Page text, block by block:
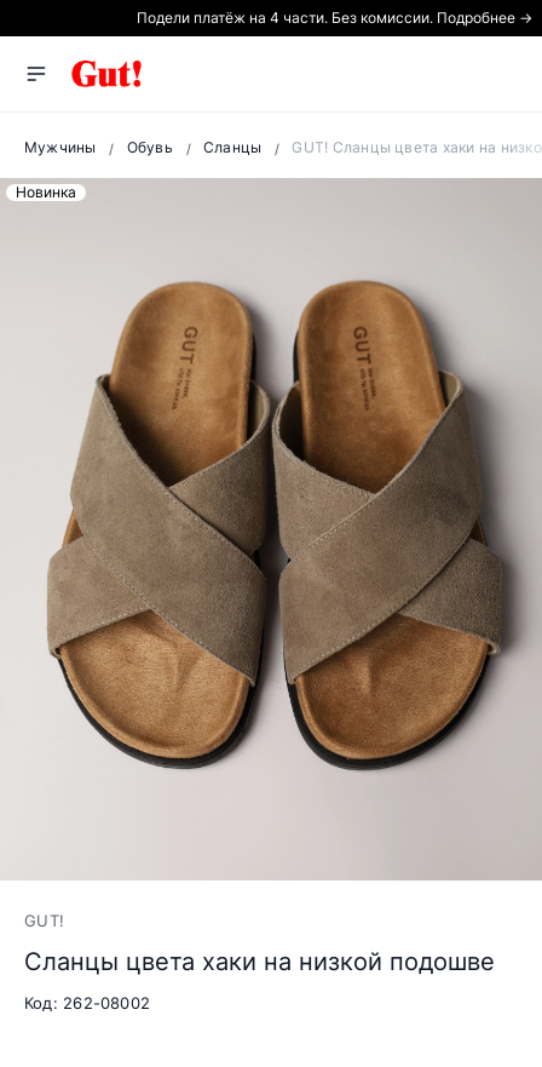
Подели платёж на 4 части. Без комиссии. Подробнее →
Мужчины Обувь Сланцы GUT! Сланцы цвета хаки на
Новинка
GUT!
Сланцы цвета хаки на низкой подошве
Код: 262-08002